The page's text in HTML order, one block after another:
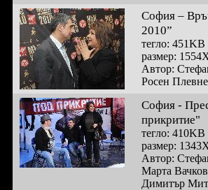
София –
2010”
тегло: 451KB
размер:
Автор:
Росен
София -
прикритие"
тегло: 410KB
размер:
Автор:
Марта
Димитър